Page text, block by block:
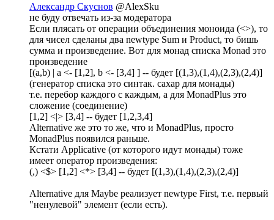
Александр Скуснов @AlexSku
не буду отвечать из-за модератора
Если плясать от операции объединения моноида (<>), то
для чисел сделаны два newtype Sum и Product, то бишь
сумма и произведение. Вот для монад списка Monad это
произведение
[(a,b) | a <- [1,2], b <- [3,4] ] -- будет [(1,3),(1,4),(2,3),(2,4)]
(генератор списка это синтак. сахар для монады)
т.е. перебор каждого с каждым, а для MonadPlus это
сложение (соединение)
[1,2] <|> [3,4] -- будет [1,2,3,4]
Alternative же это то же, что и MonadPlus, просто
MonadPlus появился раньше.
Кстати Applicative (от которого идут монады) тоже
имеет оператор произведения:
(,) <$> [1,2] <*> [3,4] -- будет [(1,3),(1,4),(2,3),(2,4)]
Alternative для Maybe реализует newtype First, т.е. первый
"ненулевой" элемент (если есть).